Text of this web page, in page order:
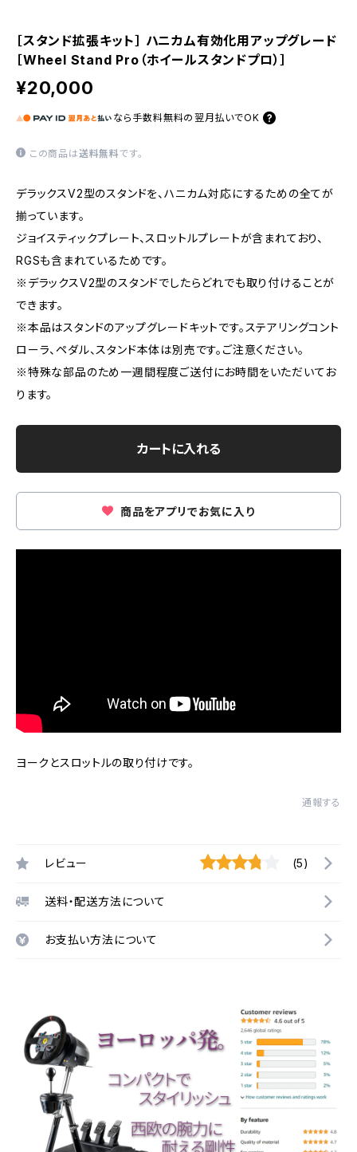
［スタンド拡張キット］ ハニカム有効化用アップグレード
［Wheel Stand Pro（ホイールスタンドプロ）］
¥20,000
なら 手数料無料の 翌月払いでOK
この商品は送料無料です。
デラックスV2型のスタンドを、ハニカム対応にするための全てが
揃っています。
ジョイスティックプレート、スロットルプレートが含まれており、
RGSも含まれているためです。
※デラックスV2型のスタンドでしたらどれでも取り付けることが
できます。
※本品はスタンドのアップグレードキットです。ステアリングコント
ローラ、ペダル、スタンド本体は別売です。ご注意ください。
※特殊な部品のため一週間程度ご送付にお時間をいただいてお
ります。
カートに入れる
商品をアプリでお気に入り
ヨークとスロットルの取り付けです。
通報する
レビュー (5)
送料・配送方法について
お支払い方法について